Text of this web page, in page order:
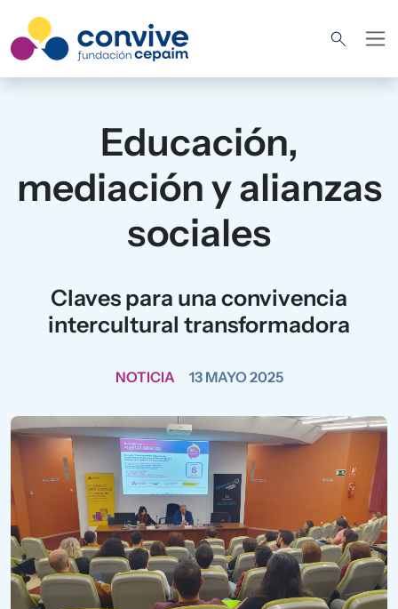
Educación,
mediación y alianzas
sociales
Claves para una convivencia
intercultural transformadora
NOTICIA 13 MAYO 2025